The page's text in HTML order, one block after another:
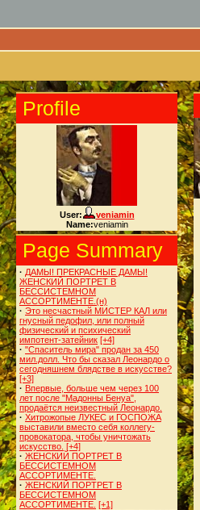
Profile
User:
veniamin
Name:veniamin
Page Summary
· ДАМЫ! ПРЕКРАСНЫЕ ДАМЫ!
ЖЕНСКИЙ ПОРТРЕТ В
БЕССИСТЕМНОМ
АССОРТИМЕНТЕ.(н)
· Это несчастный МИСТЕР КАЛ или
гнусный педофил, или полный
физический и психический
импотент-затейник [+4]
· "Спаситель мира" продан за 450
мил.долл. Что бы сказал Леонардо о
сегодняшнем блядстве в искусстве?
[+3]
· Впервые, больше чем через 100
лет после "Мадонны Бенуа",
продаётся неизвестный Леонардо.
· Хитрожопые ЛУКЕС и ГОСПОЖА
выставили вместо себя коллегу-
провокатора, чтобы уничтожать
искусство. [+4]
· ЖЕНСКИЙ ПОРТРЕТ В
БЕССИСТЕМНОМ
АССОРТИМЕНТЕ.
· ЖЕНСКИЙ ПОРТРЕТ В
БЕССИСТЕМНОМ
АССОРТИМЕНТЕ. [+1]